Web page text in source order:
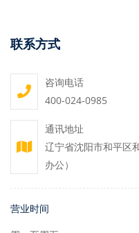
联系方式
咨询电话
400-024-0985
通讯地址
辽宁省沈阳市和平区
办公）
营业时间